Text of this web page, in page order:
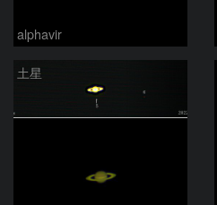
alphavir
土星